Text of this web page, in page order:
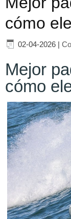
cómo
02-04-2026 |
Mejor
cómo